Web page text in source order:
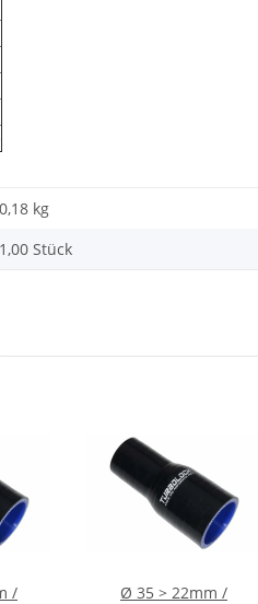
0,18 kg
1,00 Stück
/
Ø 35 > 22mm /